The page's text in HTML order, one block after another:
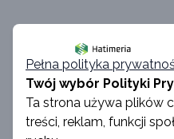
Jak
Pełna polityka
Twój wybór Polityki
Ta strona używa plików
treści, reklam, funkcji